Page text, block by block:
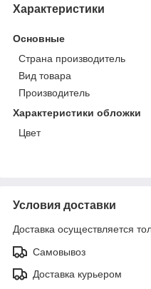
Характеристики
Основные
Страна производитель
Вид товара
Производитель
Характеристики обложки
Цвет
Условия доставки
Доставка осуществляется
Самовывоз
Доставка курьером